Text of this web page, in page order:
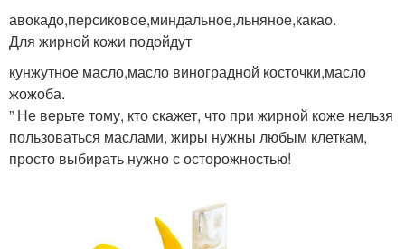
авокадо,персиковое,миндальное,льняное,какао.
Для жирной кожи подойдут
кунжутное масло,масло виноградной косточки,масло
жожоба.
” Не верьте тому, кто скажет, что при жирной коже нельзя
пользоваться маслами, жиры нужны любым клеткам,
просто выбирать нужно с осторожностью!